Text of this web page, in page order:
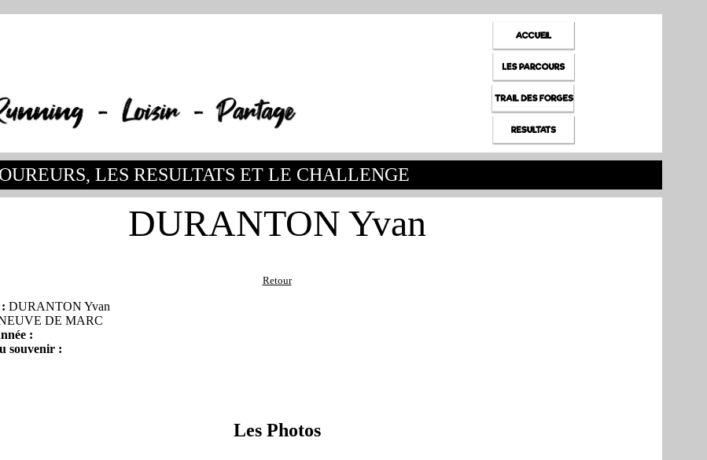
LES RESULTATS ET LE CHALLENGE
DURANTON Yvan
Retour
DURANTON Yvan
DE MARC
:
souvenir :
Les Photos